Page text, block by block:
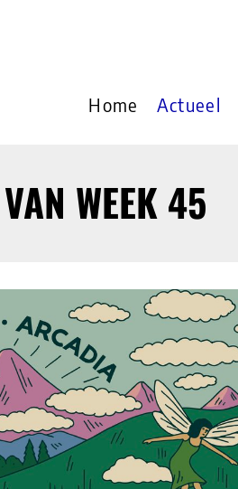
Home Actueel
WEEK 45